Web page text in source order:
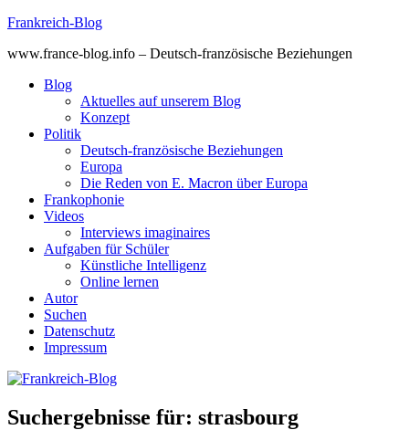
Skip
content
Frankreich-Blog
www.france-blog.info – Deutsch-französische Beziehungen
Blog
Aktuelles auf unserem Blog
Konzept
Politik
Deutsch-französische Beziehungen
Europa
Die Reden von E. Macron über Europa
Frankophonie
Videos
Interviews imaginaires
Aufgaben für Schüler
Künstliche Intelligenz
Online lernen
Autor
Suchen
Datenschutz
Impressum
Suchergebnisse für: strasbourg